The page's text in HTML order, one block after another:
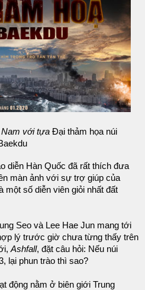
Nam với tựa Đại thảm họa núi
diễn Hàn Quốc đã rất thích đưa
màn ảnh với sự trợ giúp của
một số diễn viên giỏi nhất đất
Seo và Lee Hae Jun mang tới
lý trước giờ chưa từng thấy trên
Ashfall, đặt câu hỏi: Nếu núi
lại phun trào thì sao?
động nằm ở biên giới Trung